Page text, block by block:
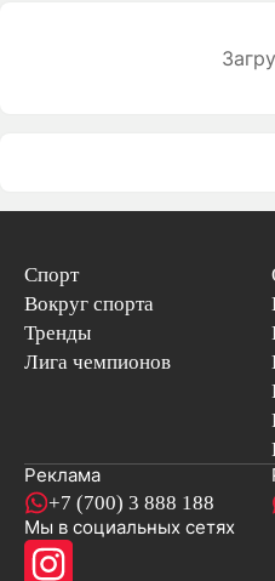
Спорт
Вокруг спорта
Тренды
Лига чемпионов
Реклама
+7 (700) 3 888 188
Мы в социальных сетях